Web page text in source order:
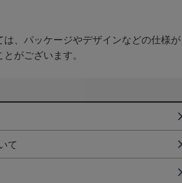
は、パッケージやデザインなどの仕様が
がございます。
て